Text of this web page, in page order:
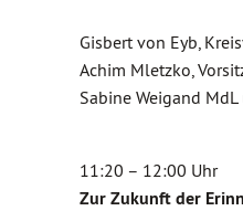
Gisbert von Eyb,
Achim Mletzko,
Sabine Weigand
11:20 – 12:00 Uhr
Zur Zukunft der